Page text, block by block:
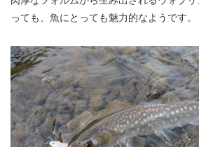
っても、魚にとっても魅力的なようです。